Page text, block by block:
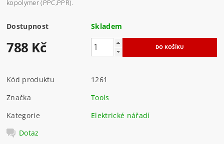
kopolymer (PPC,PPR).
Dostupnost Skladem
788 Kč
Kód produktu
1261
Značka
Tools
Kategorie
Elektrické nářadí
Dotaz